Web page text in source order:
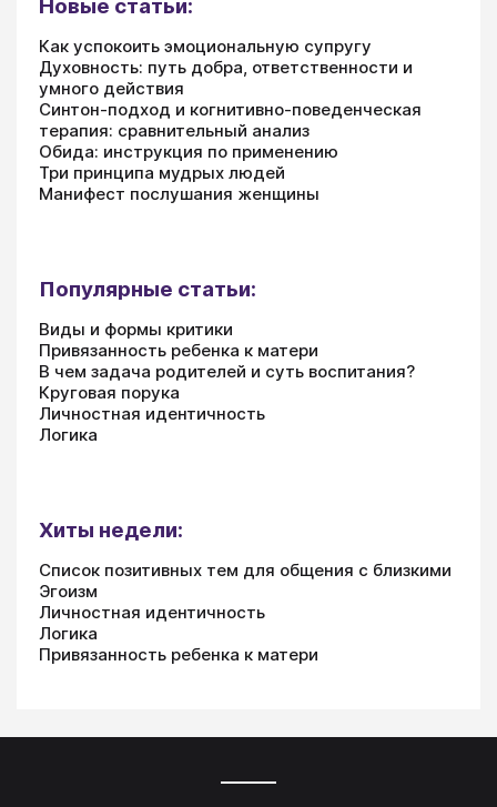
Новые статьи:
Как успокоить эмоциональную супругу
Духовность: путь добра, ответственности и
умного действия
Синтон-подход и когнитивно-поведенческая
терапия: сравнительный анализ
Обида: инструкция по применению
Три принципа мудрых людей
Манифест послушания женщины
Популярные статьи:
Виды и формы критики
Привязанность ребенка к матери
В чем задача родителей и суть воспитания?
Круговая порука
Личностная идентичность
Логика
Хиты недели:
Список позитивных тем для общения с близкими
Эгоизм
Личностная идентичность
Логика
Привязанность ребенка к матери